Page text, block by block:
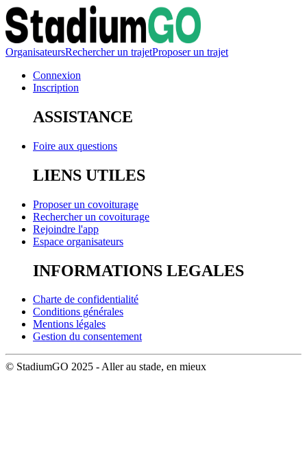
OrganisateursRechercher un trajetProposer un trajet
Connexion
Inscription
ASSISTANCE
Foire aux questions
LIENS UTILES
Proposer un covoiturage
Rechercher un covoiturage
Rejoindre l'app
Espace organisateurs
INFORMATIONS LEGALES
Charte de confidentialité
Conditions générales
Mentions légales
Gestion du consentement
© StadiumGO 2025 - Aller au stade, en mieux